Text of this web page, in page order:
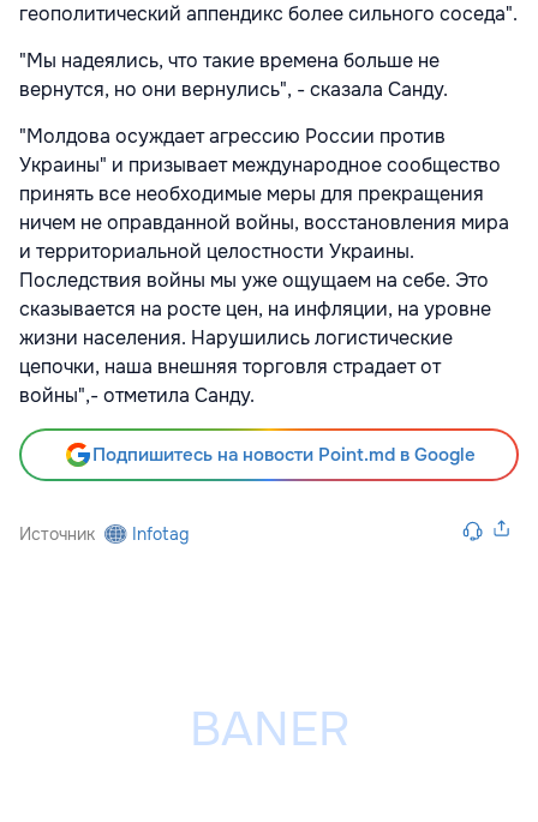
геополитический аппендикс более сильного соседа".
"Мы надеялись, что такие времена больше не
вернутся, но они вернулись", - сказала Санду.
"Молдова осуждает агрессию России против
Украины" и призывает международное сообщество
принять все необходимые меры для прекращения
ничем не оправданной войны, восстановления мира
и территориальной целостности Украины.
Последствия войны мы уже ощущаем на себе. Это
сказывается на росте цен, на инфляции, на уровне
жизни населения. Нарушились логистические
цепочки, наша внешняя торговля страдает от
войны",- отметила Санду.
Подпишитесь на новости Point.md в Google
Источник Infotag